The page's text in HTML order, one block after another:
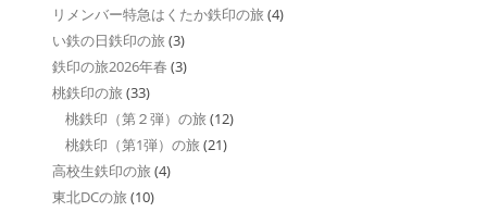
リメンバー特急はくたか鉄印の旅 (4)
い鉄の日鉄印の旅 (3)
鉄印の旅2026年春 (3)
桃鉄印の旅 (33)
桃鉄印（第２弾）の旅 (12)
桃鉄印（第1弾）の旅 (21)
高校生鉄印の旅 (4)
東北DCの旅 (10)